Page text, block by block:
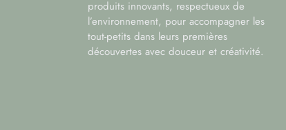
produits innovants, respectueux de
l’environnement, pour accompagner les
tout-petits dans leurs premières
découvertes avec douceur et créativité.